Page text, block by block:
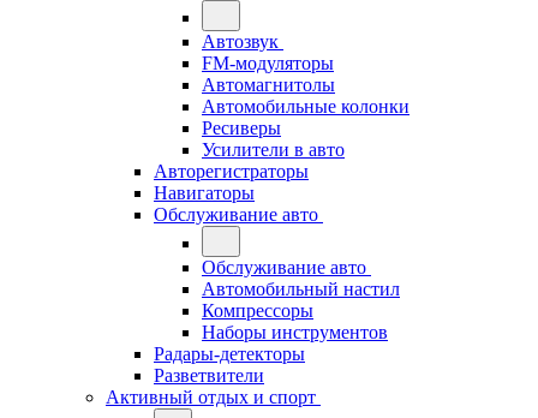
Автозвук
FM-модуляторы
Автомагнитолы
Автомобильные колонки
Ресиверы
Усилители в авто
Авторегистраторы
Навигаторы
Обслуживание авто
Обслуживание авто
Автомобильный настил
Компрессоры
Наборы инструментов
Радары-детекторы
Разветвители
Активный отдых и спорт